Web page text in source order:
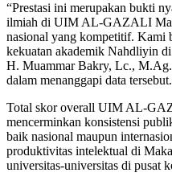
“Prestasi ini merupakan bukti
ilmiah di UIM AL-GAZALI
nasional yang kompetitif. Kami
kekuatan akademik Nahdliyin
H. Muammar Bakry, Lc.,
dalam menanggapi data tersebut.
Total skor overall UIM AL-
mencerminkan konsistensi
baik nasional maupun
produktivitas intelektual di
universitas-universitas di pusat